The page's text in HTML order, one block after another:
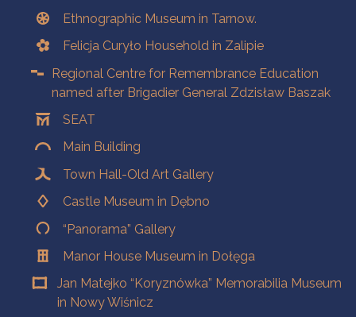
Ethnographic Museum in Tarnow.
Felicja Curyło Household in Zalipie
Regional Centre for Remembrance Education
named after Brigadier General Zdzisław Baszak
SEAT
Main Building
Town Hall-Old Art Gallery
Castle Museum in Dębno
“Panorama” Gallery
Manor House Museum in Dołęga
Jan Matejko “Koryznówka” Memorabilia Museum
in Nowy Wiśnicz